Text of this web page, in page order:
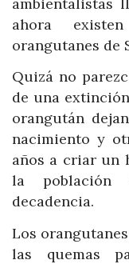
ahora
orangutanes de
Quizá no
de una
orangután
nacimiento y
años a criar un
la
decadencia.
Los
las quemas